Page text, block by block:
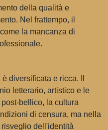
della qualità e
Nel frattempo, il
la mancanza di
diversificata e ricca. Il
letterario, artistico e le
bellico, la cultura
di censura, ma nella
dell'identità